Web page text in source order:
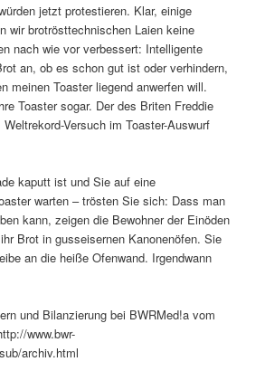
jetzt protestieren. Klar, einige
wir brotrösttechnischen Laien keine
nach wie vor verbessert: Intelligente
an, ob es schon gut ist oder verhindern,
meinen Toaster liegend anwerfen will.
Toaster sogar. Der des Briten Freddie
Versuch im Toaster-Auswurf
kaputt ist und Sie auf eine
warten – trösten Sie sich: Dass man
kann, zeigen die Bewohner der Einöden
Brot in gusseisernen Kanonenöfen. Sie
an die heiße Ofenwand. Irgendwann
und Bilanzierung bei BWRMed!a vom
www.bwr-
archiv.html